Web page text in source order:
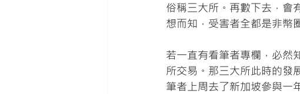
俗稱三大所。再數下去，
想而知，受害者全都是非幣
若一直有看筆者專欄，必然
所交易。那三大所此時的發
筆者上周去了新加坡參與一